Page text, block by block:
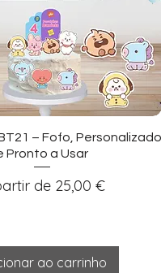
rápida
– Fofo, Personalizado
Pronto a Usar
de 25,00 €
promocional
ao carrinho